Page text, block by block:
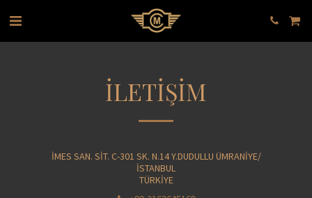
İLETİŞİM
İMES SAN. SİT. C-301 SK. N.14 Y.DUDULLU ÜMRANİYE/
İSTANBUL
TÜRKİYE